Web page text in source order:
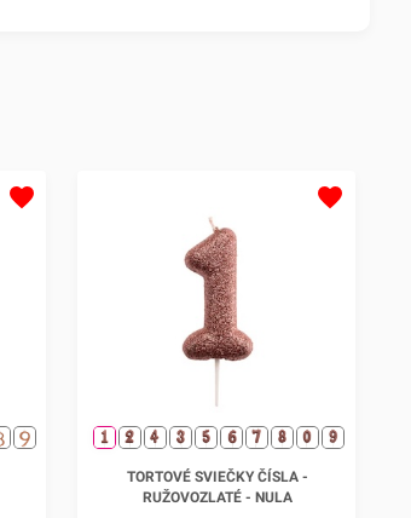
ružovozlaté
TORTOVÉ SVIEČKY ČÍSLA -
RUŽOVOZLATÉ - NULA